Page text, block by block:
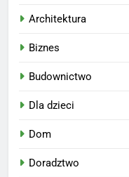
Architektura
Biznes
Budownictwo
Dla dzieci
Dom
Doradztwo